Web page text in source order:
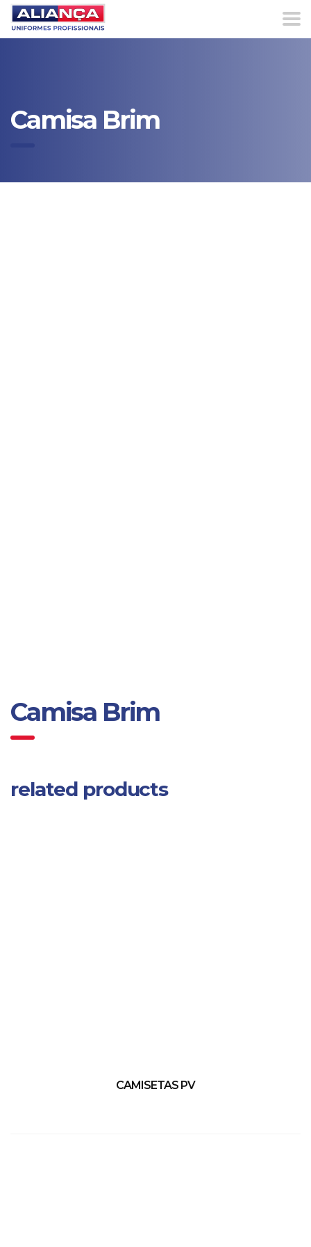
Camisa Brim
Camisa Brim
related products
CAMISETAS PV